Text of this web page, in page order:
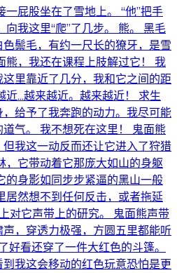
屁股坐在了雪地上。 “他”把手
我这里“爬”了几步。 熊。 黑毛
鬃毛，有约一尺长的獠牙，是雪
熊，我还在课程上肢解过它！ 我
里靠近了几分，我和它之间的距
近…越来越近。越来越近！ 求生
给予了我奔跑的动力。我尽可能
气。 我不想死在这里！ 鬼面熊
我这一动反而还让它进入了狩猎
，它带动着它那庞大如山的身躯
的身影如同步步紧逼的黑山一般
居然想不到任何反击，或者拖延
对它声带上的研究。 鬼面熊声带
，穿透力极强，方圆五里都能听
好看还穿了一件大红色的斗篷。
我这会移动的红色玩意恐怕是更